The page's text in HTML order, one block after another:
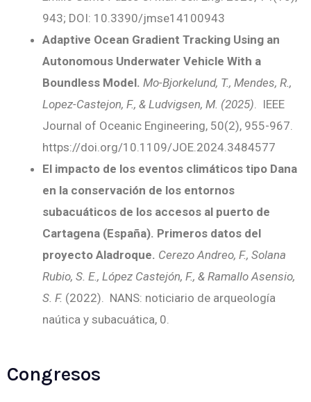
943; DOI: 10.3390/jmse14100943
Adaptive Ocean Gradient Tracking Using an
Autonomous Underwater Vehicle With a
Boundless Model. Mo-Bjorkelund, T., Mendes, R.,
Lopez-Castejon, F., & Ludvigsen, M. (2025) . IEEE
Journal of Oceanic Engineering, 50(2), 955-967.
https://doi.org/10.1109/JOE.2024.3484577
El impacto de los eventos climáticos tipo Dana
en la conservación de los entornos
subacuáticos de los accesos al puerto de
Cartagena (España). Primeros datos del
proyecto Aladroque. Cerezo Andreo, F., Solana
Rubio, S. E., López Castejón, F., & Ramallo Asensio,
S. F. (2022). NANS: noticiario de arqueología
naútica y subacuática, 0.
Congresos